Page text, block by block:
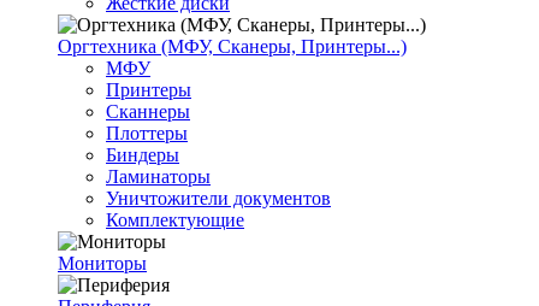
Оргтехника (МФУ, Сканеры, Принтеры...)
МФУ
Принтеры
Сканнеры
Плоттеры
Биндеры
Ламинаторы
Уничтожители документов
Комплектующие
Мониторы